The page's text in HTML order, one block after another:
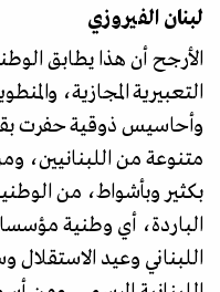
لبنان الفيروزي
الأرجح أن هذا يطابق
التعبيرية المجازية،
وأحاسيس ذوقية حفرت
متنوعة من اللبنانيين،
بكثير وبأشواط، من
الباردة، أي وطنية
اللبناني وعيد